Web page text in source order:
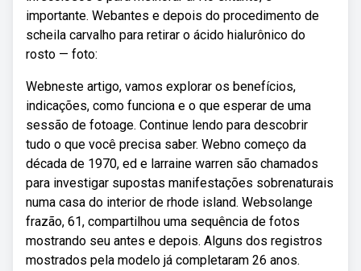
importante. Webantes e depois do procedimento de
scheila carvalho para retirar o ácido hialurônico do
rosto — foto:
Webneste artigo, vamos explorar os benefícios,
indicações, como funciona e o que esperar de uma
sessão de fotoage. Continue lendo para descobrir
tudo o que você precisa saber. Webno começo da
década de 1970, ed e larraine warren são chamados
para investigar supostas manifestações sobrenaturais
numa casa do interior de rhode island. Websolange
frazão, 61, compartilhou uma sequência de fotos
mostrando seu antes e depois. Alguns dos registros
mostrados pela modelo já completaram 26 anos.